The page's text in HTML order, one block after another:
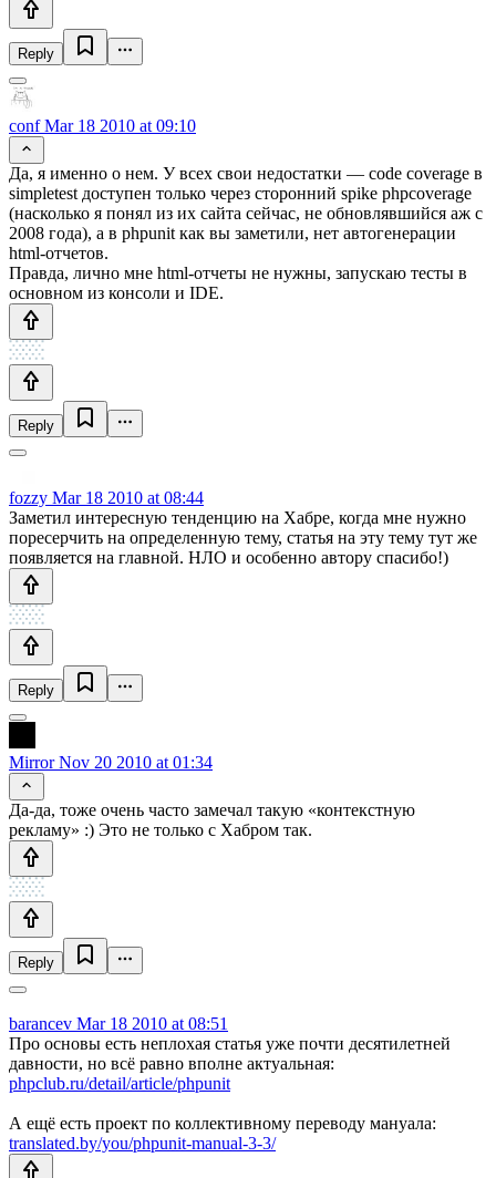
Reply
confMar 18 2010 at 09:10
Да, я именно о нем. У всех свои недостатки — code coverage в
simpletest доступен только через сторонний spike phpcoverage
(насколько я понял из их сайта сейчас, не обновлявшийся аж с
2008 года), а в phpunit как вы заметили, нет автогенерации
html-отчетов.
Правда, лично мне html-отчеты не нужны, запускаю тесты в
основном из консоли и IDE.
Reply
fozzy Mar 18 2010 at 08:44
Заметил интересную тенденцию на Хабре, когда мне нужно
поресерчить на определенную тему, статья на эту тему тут же
появляется на главной. НЛО и особенно автору спасибо!)
Reply
MirrorNov 20 2010 at 01:34
Да-да, тоже очень часто замечал такую «контекстную
рекламу» :) Это не только с Хабром так.
Reply
barancev Mar 18 2010 at 08:51
Про основы есть неплохая статья уже почти десятилетней
давности, но всё равно вполне актуальная:
phpclub.ru/detail/article/phpunit
А ещё есть проект по коллективному переводу мануала:
translated.by/you/phpunit-manual-3-3/